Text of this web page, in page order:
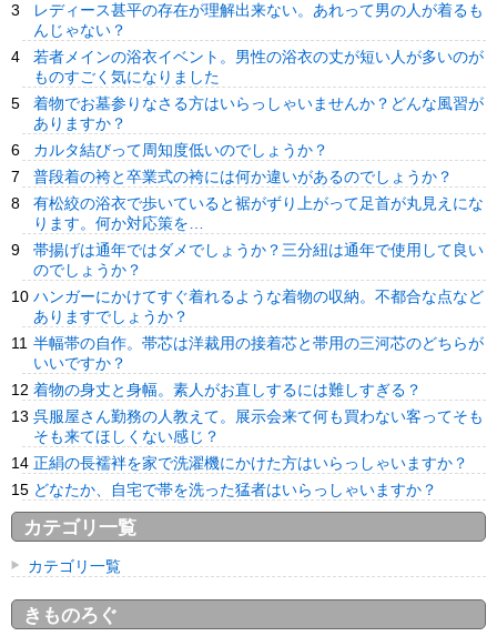
レディース甚平の存在が理解出来ない。あれって男の人が着るも
んじゃない？
若者メインの浴衣イベント。男性の浴衣の丈が短い人が多いのが
ものすごく気になりました
着物でお墓参りなさる方はいらっしゃいませんか？どんな風習が
ありますか？
カルタ結びって周知度低いのでしょうか？
普段着の袴と卒業式の袴には何か違いがあるのでしょうか？
有松絞の浴衣で歩いていると裾がずり上がって足首が丸見えにな
ります。何か対応策を…
帯揚げは通年ではダメでしょうか？三分紐は通年で使用して良い
のでしょうか？
ハンガーにかけてすぐ着れるような着物の収納。不都合な点など
ありますでしょうか？
半幅帯の自作。帯芯は洋裁用の接着芯と帯用の三河芯のどちらが
いいですか？
着物の身丈と身幅。素人がお直しするには難しすぎる？
呉服屋さん勤務の人教えて。展示会来て何も買わない客ってそも
そも来てほしくない感じ？
正絹の長襦袢を家で洗濯機にかけた方はいらっしゃいますか？
どなたか、自宅で帯を洗った猛者はいらっしゃいますか？
カテゴリ一覧
カテゴリ一覧
きものろぐ